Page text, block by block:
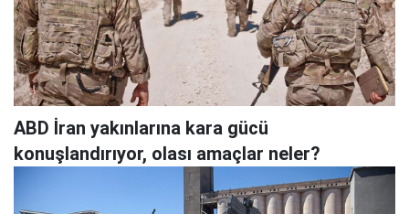
ABD İran yakınlarına kara gücü
konuşlandırıyor, olası amaçlar neler?